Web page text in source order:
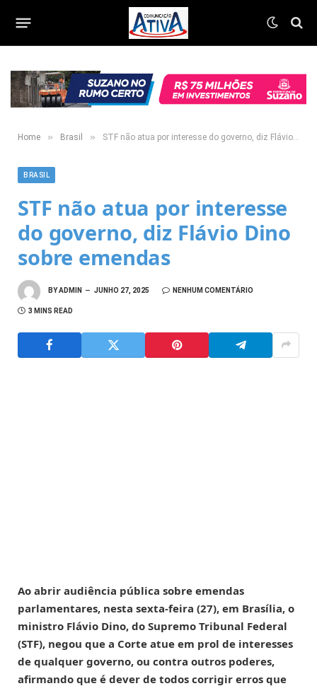
Home » Brasil » STF não atua por interesse do governo, diz Flávio Dino sobre emendas
BRASIL
STF não atua por interesse
do governo, diz Flávio Dino
sobre emendas
BYADMIN JUNHO 27, 2025 NENHUM COMENTÁRIO
3 MINS READ
Ao abrir audiência pública sobre emendas
parlamentares, nesta sexta-feira (27), em Brasília, o
ministro Flávio Dino, do Supremo Tribunal Federal
(STF), negou que a Corte atue em prol de interesses
de qualquer governo, ou contra outros poderes,
afirmando que é dever de todos corrigir erros que